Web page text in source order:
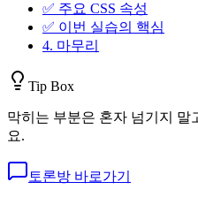
✅ 주요 CSS 속성
✅ 이번 실습의 핵심
4. 마무리
Tip Box
막히는 부분은 혼자 넘기지 말
요.
토론방 바로가기